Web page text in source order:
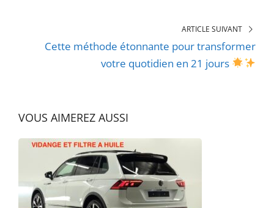
ARTICLE SUIVANT
Cette méthode étonnante pour transformer
votre quotidien en 21 jours
VOUS AIMEREZ AUSSI